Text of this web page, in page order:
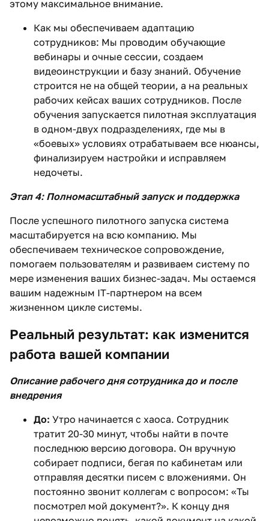
этому максимальное внимание.
Как мы обеспечиваем адаптацию
сотрудников: Мы проводим обучающие
вебинары и очные сессии, создаем
видеоинструкции и базу знаний. Обучение
строится не на общей теории, а на реальных
рабочих кейсах ваших сотрудников. После
обучения запускается пилотная эксплуатация
в одном-двух подразделениях, где мы в
«боевых» условиях отрабатываем все нюансы,
финализируем настройки и исправляем
недочеты.
Этап 4: Полномасштабный запуск и поддержка
После успешного пилотного запуска система
масштабируется на всю компанию. Мы
обеспечиваем техническое сопровождение,
помогаем пользователям и развиваем систему по
мере изменения ваших бизнес-задач. Мы остаемся
вашим надежным IT-партнером на всем
жизненном цикле системы.
Реальный результат: как изменится
работа вашей компании
Описание рабочего дня сотрудника до и после
внедрения
До: Утро начинается с хаоса. Сотрудник
тратит 20-30 минут, чтобы найти в почте
последнюю версию договора. Он вручную
собирает подписи, бегая по кабинетам или
отправляя десятки писем с вложениями. Он
постоянно звонит коллегам с вопросом: «Ты
посмотрел мой документ?». К концу дня